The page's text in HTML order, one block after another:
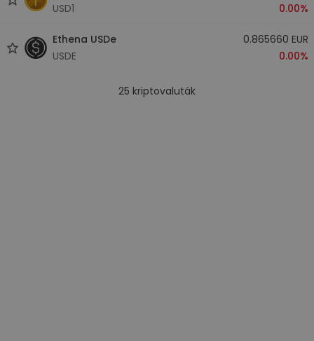
USD1
0.00%
Ethena USDe
USDE
0.865660 EUR
0.00%
25 kriptovaluták